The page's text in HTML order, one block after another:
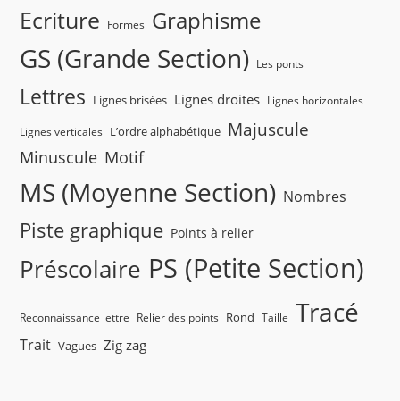
Ecriture Formes Graphisme
GS (Grande Section) Les ponts
Lettres Lignes brisées Lignes droites Lignes horizontales
Lignes verticales L’ordre alphabétique Majuscule
Minuscule Motif
MS (Moyenne Section) Nombres
Piste graphique Points à relier
Préscolaire PS (Petite Section)
Reconnaissance lettre Relier des points Rond Taille Tracé
Trait Vagues Zig zag